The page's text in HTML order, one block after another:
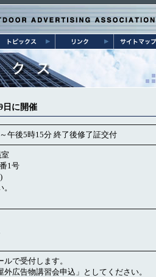
日に開催
午後5時15分 終了後修了証交付
1号
で受付します。
広告物講習会申込」としてください。